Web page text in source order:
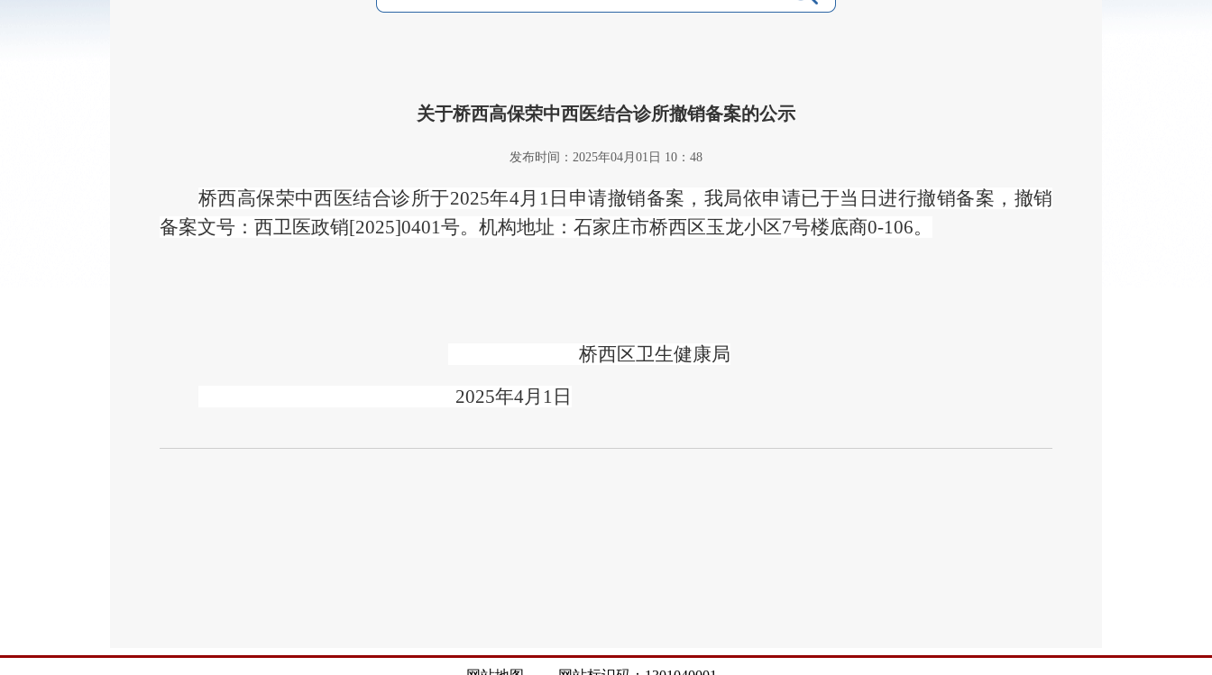
关于桥西高保荣中西医结合诊所撤销备案的公示
发布时间：2025年04月01日 10：48
桥西高保荣中西医结合诊所于2025年4月1日申请撤销备案，我局依申请已于当日进行撤销备案，撤销
备案文号：西卫医政销[2025]0401号。机构地址：石家庄市桥西区玉龙小区7号楼底商0-106。
桥西区卫生健康局
2025年4月1日